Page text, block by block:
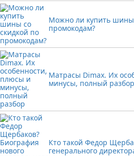
Можно ли купить шины
промокодам?
Матрасы Dimax. Их
минусы, полный разбор
Кто такой Федор
генерального